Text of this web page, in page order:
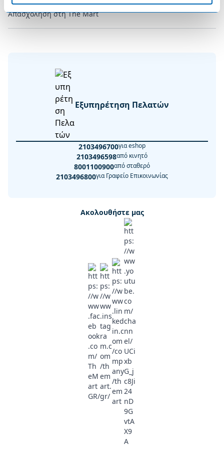
Απασχόληση στη The Mart
Εξυπηρέτηση Πελατών
2103496700για eshop
2103496598από κινητό
8001100900από σταθερό
2103496800για Γραφείο Επικοινωνίας
Ακολουθήστε μας